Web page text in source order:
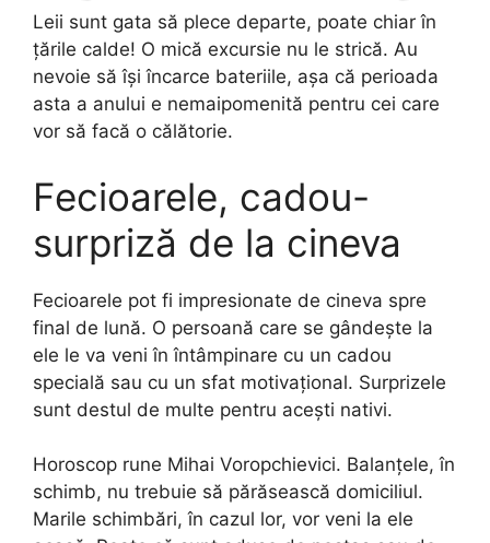
Leii sunt gata să plece departe, poate chiar în
țările calde! O mică excursie nu le strică. Au
nevoie să își încarce bateriile, așa că perioada
asta a anului e nemaipomenită pentru cei care
vor să facă o călătorie.
Fecioarele, cadou-
surpriză de la cineva
Fecioarele pot fi impresionate de cineva spre
final de lună. O persoană care se gândește la
ele le va veni în întâmpinare cu un cadou
specială sau cu un sfat motivațional. Surprizele
sunt destul de multe pentru acești nativi.
Horoscop rune Mihai Voropchievici. Balanțele, în
schimb, nu trebuie să părăsească domiciliul.
Marile schimbări, în cazul lor, vor veni la ele